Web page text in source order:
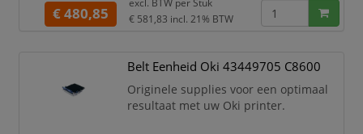
afbeeldingen, grafieken en
kleurvlakken scherp, egaal en
Met een capaciteit tot circa150.000
pagina’sis deze originele HP transfer
kit
€ 480,85
€ 581,83 incl. 21% BTW
Belt Eenheid Oki 43449705 C8600
Originele supplies voor een optimaal
resultaat met uw Oki printer.